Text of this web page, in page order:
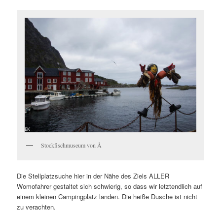
Stockfischmuseum von Å
Die Stellplatzsuche hier in der Nähe des Ziels ALLER
Womofahrer gestaltet sich schwierig, so dass wir letztendlich auf
einem kleinen Campingplatz landen. Die heiße Dusche ist nicht
zu verachten.